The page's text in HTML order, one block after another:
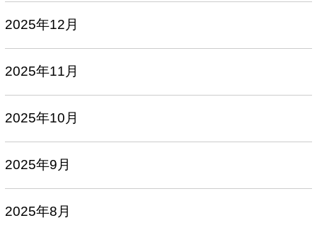
2025年12月
2025年11月
2025年10月
2025年9月
2025年8月